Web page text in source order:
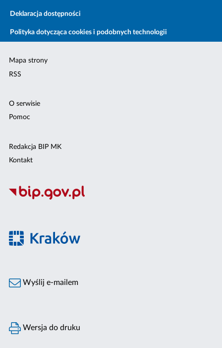
Deklaracja dostępności
Polityka dotycząca cookies i podobnych technologii
Mapa strony
RSS
O serwisie
Pomoc
Redakcja BIP MK
Kontakt
Wyślij e-mailem
Wersja do druku